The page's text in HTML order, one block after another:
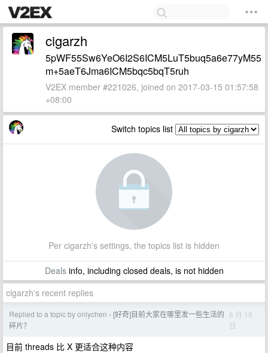
cigarzh
5pWF55Sw6YeO6I2S6ICM5LuT5buq5a6e77yM55
m+5aeT6Jma6ICM5bqc5bqT5ruh
V2EX member #221026, joined on 2017-03-15 01:57:58
+08:00
Switch topics list
Per cigarzh's settings, the topics list is hidden
Dealsinfo, including closed deals, is not hidden
cigarzh's recent replies
Replied to a topic by onlychen › [好奇]目前大家在哪里发一些生活的
碎片？
6 月 15
日
目前 threads 比 X 更适合这种内容